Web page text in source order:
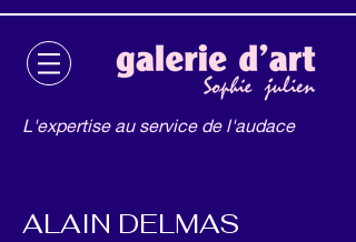
L'expertise au service de l'audace
ALAIN DELMAS